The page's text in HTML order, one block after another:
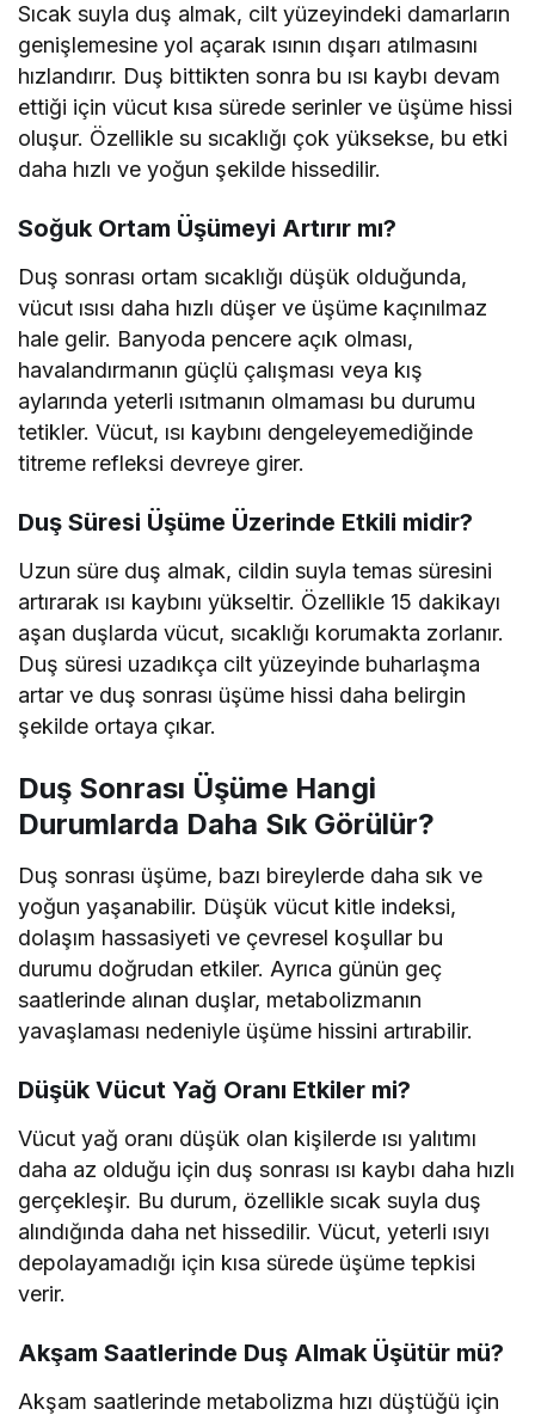
Sıcak suyla duş almak, cilt yüzeyindeki damarların
genişlemesine yol açarak ısının dışarı atılmasını
hızlandırır. Duş bittikten sonra bu ısı kaybı devam
ettiği için vücut kısa sürede serinler ve üşüme hissi
oluşur. Özellikle su sıcaklığı çok yüksekse, bu etki
daha hızlı ve yoğun şekilde hissedilir.
Soğuk Ortam Üşümeyi Artırır mı?
Duş sonrası ortam sıcaklığı düşük olduğunda,
vücut ısısı daha hızlı düşer ve üşüme kaçınılmaz
hale gelir. Banyoda pencere açık olması,
havalandırmanın güçlü çalışması veya kış
aylarında yeterli ısıtmanın olmaması bu durumu
tetikler. Vücut, ısı kaybını dengeleyemediğinde
titreme refleksi devreye girer.
Duş Süresi Üşüme Üzerinde Etkili midir?
Uzun süre duş almak, cildin suyla temas süresini
artırarak ısı kaybını yükseltir. Özellikle 15 dakikayı
aşan duşlarda vücut, sıcaklığı korumakta zorlanır.
Duş süresi uzadıkça cilt yüzeyinde buharlaşma
artar ve duş sonrası üşüme hissi daha belirgin
şekilde ortaya çıkar.
Duş Sonrası Üşüme Hangi
Durumlarda Daha Sık Görülür?
Duş sonrası üşüme, bazı bireylerde daha sık ve
yoğun yaşanabilir. Düşük vücut kitle indeksi,
dolaşım hassasiyeti ve çevresel koşullar bu
durumu doğrudan etkiler. Ayrıca günün geç
saatlerinde alınan duşlar, metabolizmanın
yavaşlaması nedeniyle üşüme hissini artırabilir.
Düşük Vücut Yağ Oranı Etkiler mi?
Vücut yağ oranı düşük olan kişilerde ısı yalıtımı
daha az olduğu için duş sonrası ısı kaybı daha hızlı
gerçekleşir. Bu durum, özellikle sıcak suyla duş
alındığında daha net hissedilir. Vücut, yeterli ısıyı
depolayamadığı için kısa sürede üşüme tepkisi
verir.
Akşam Saatlerinde Duş Almak Üşütür mü?
Akşam saatlerinde metabolizma hızı düştüğü için